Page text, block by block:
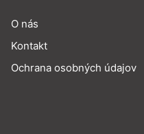
O nás
Kontakt
Ochrana osobných údajov